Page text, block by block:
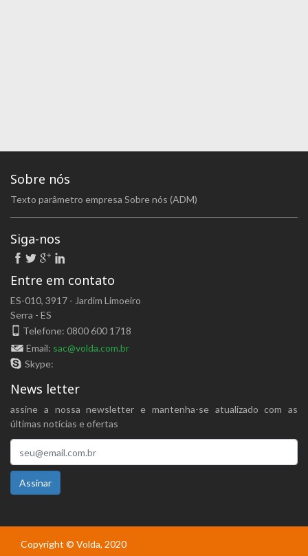
Sobre nós
Texto parâmetro empresa Sobre nós (ADM)
Siga-nos
Entre em contato
ES-010, 3917 - Jardim Limoeiro
Serra - ES
Telefone: 0800 600 1718
Email: sac@volda.com.br
Skype:
News letter
assine a nossa newsletter e mantenha-se atualizado com as
últimas notícias e ofertas
Assinar
Copyright © Volda, 2020